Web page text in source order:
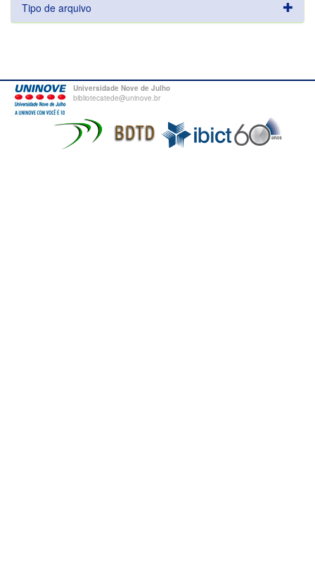
Tipo de arquivo
Universidade Nove de Julho
bibliotecatede@uninove.br